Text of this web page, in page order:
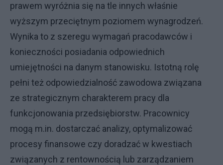
prawem wyróżnia się na tle innych właśnie
wyższym przeciętnym poziomem wynagrodzeń.
Wynika to z szeregu wymagań pracodawców i
konieczności posiadania odpowiednich
umiejętności na danym stanowisku. Istotną rolę
pełni też odpowiedzialność zawodowa związana
ze strategicznym charakterem pracy dla
funkcjonowania przedsiębiorstw. Pracownicy
mogą m.in. dostarczać analizy, optymalizować
procesy finansowe czy doradzać w kwestiach
związanych z rentownością lub zarządzaniem